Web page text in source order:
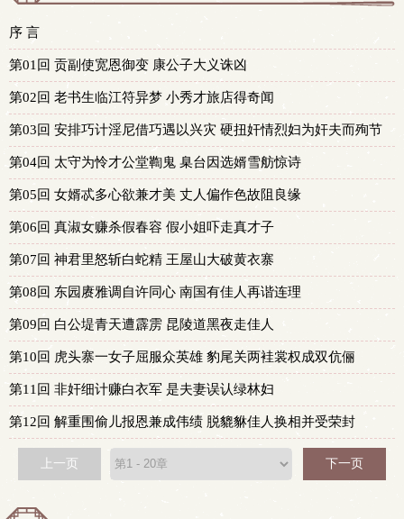
序 言
第01回 贡副使宽恩御变 康公子大义诛凶
第02回 老书生临江符异梦 小秀才旅店得奇闻
第03回 安排巧计淫尼借巧遇以兴灾 硬扭奸情烈妇为奸夫而殉节
第04回 太守为怜才公堂鞫鬼 臬台因选婿雪舫惊诗
第05回 女婿忒多心欲兼才美 丈人偏作色故阻良缘
第06回 真淑女赚杀假春容 假小姐吓走真才子
第07回 神君里怒斩白蛇精 王屋山大破黄衣寨
第08回 东园赓雅调自许同心 南国有佳人再谐连理
第09回 白公堤青天遭霹雳 昆陵道黑夜走佳人
第10回 虎头寨一女子屈服众英雄 豹尾关两袿裳权成双伉俪
第11回 非奸细计赚白衣军 是夫妻误认绿林妇
第12回 解重围偷儿报恩兼成伟绩 脱貔貅佳人换相并受荣封
上一页 下一页